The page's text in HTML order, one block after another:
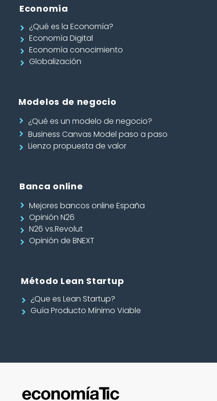
Economía
¿Qué es la Economía?
Economía Digital
Economía conocimiento
Globalización
Modelos de negocio
¿Qué es un modelo de negocio?
Business Canvas Model paso a paso
Lienzo propuesta de valor
Banca online
Mejores bancos online España
Opinión N26
N26 vs.Revolut
Opinión de BNEXT
Método Lean Startup
¿Que es Lean Startup?
Guía Producto Mínimo Viable